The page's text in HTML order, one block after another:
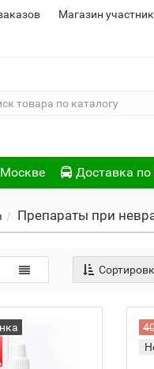
Магазин
Доставка
Препараты при